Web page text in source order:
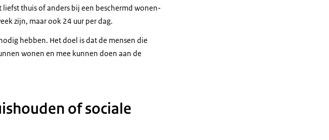
thuis of anders bij een beschermd wonen-
zijn, maar ook 24 uur per dag.
hebben. Het doel is dat de mensen die
wonen en mee kunnen doen aan de
of sociale